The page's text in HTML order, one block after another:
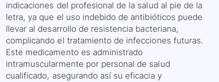
indicaciones del profesional de la salud al pie de la
letra, ya que el uso indebido de antibióticos puede
llevar al desarrollo de resistencia bacteriana,
complicando el tratamiento de infecciones futuras.
Este medicamento es administrado
intramuscularmente por personal de salud
cualificado, asegurando así su eficacia y